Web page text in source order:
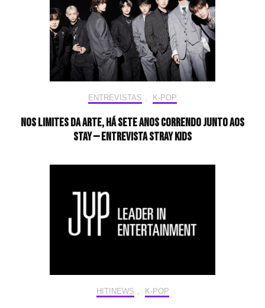
ENTREVISTAS , K-POP
Nos limites da arte, há sete anos correndo junto aos
STAY — Entrevista Stray Kids
HIT!NEWS K-POP